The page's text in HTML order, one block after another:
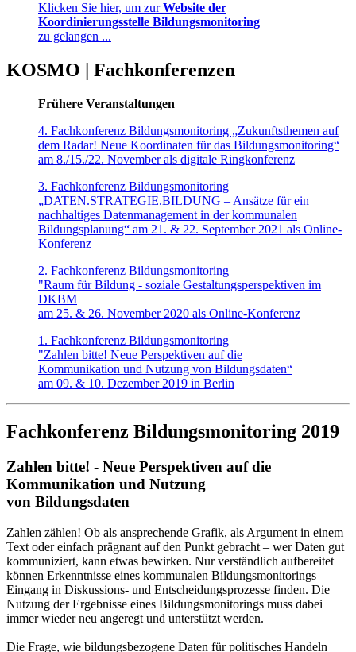
Klicken Sie hier, um zurWebsite der
Koordinierungsstelle Bildungsmonitoring
zu gelangen ...
KOSMO | Fachkonferenzen
Frühere Veranstaltungen
4. Fachkonferenz Bildungsmonitoring „Zukunftsthemen auf
dem Radar! Neue Koordinaten für das Bildungsmonitoring“
am 8./15./22. November als digitale Ringkonferenz
3. Fachkonferenz Bildungsmonitoring
„DATEN.STRATEGIE.BILDUNG – Ansätze für ein
nachhaltiges Datenmanagement in der kommunalen
Bildungsplanung“ am 21. & 22. September 2021 als Online-
Konferenz
2. Fachkonferenz Bildungsmonitoring
"Raum für Bildung - soziale Gestaltungsperspektiven im
DKBM
am 25. & 26. November 2020 als Online-Konferenz
1. Fachkonferenz Bildungsmonitoring
"Zahlen bitte! Neue Perspektiven auf die
Kommunikation und Nutzung von Bildungsdaten“
am 09. & 10. Dezember 2019 in Berlin
Fachkonferenz Bildungsmonitoring 2019
Zahlen bitte! - Neue Perspektiven auf die
Kommunikation und Nutzung
von Bildungsdaten
Zahlen zählen! Ob als ansprechende Grafik, als Argument in einem
Text oder einfach prägnant auf den Punkt gebracht – wer Daten gut
kommuniziert, kann etwas bewirken. Nur verständlich aufbereitet
können Erkenntnisse eines kommunalen Bildungsmonitorings
Eingang in Diskussions- und Entscheidungsprozesse finden. Die
Nutzung der Ergebnisse eines Bildungsmonitorings muss dabei
immer wieder neu angeregt und unterstützt werden.
Die Frage, wie bildungsbezogene Daten für politisches Handeln